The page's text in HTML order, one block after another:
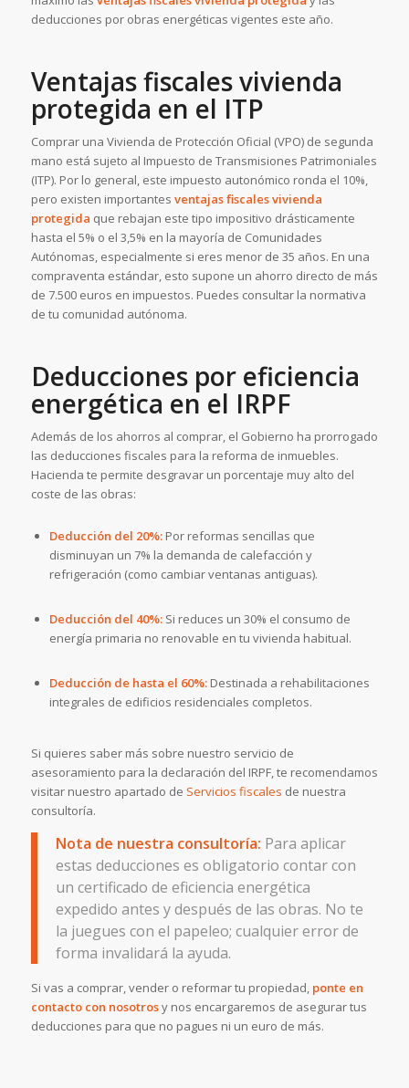
deducciones por obras energéticas vigentes este año.
Ventajas fiscales vivienda
protegida en el ITP
Comprar una Vivienda de Protección Oficial (VPO) de segunda
mano está sujeto al Impuesto de Transmisiones Patrimoniales
(ITP). Por lo general, este impuesto autonómico ronda el 10%,
pero existen importantes ventajas fiscales vivienda
protegida que rebajan este tipo impositivo drásticamente
hasta el 5% o el 3,5% en la mayoría de Comunidades
Autónomas, especialmente si eres menor de 35 años. En una
compraventa estándar, esto supone un ahorro directo de más
de 7.500 euros en impuestos. Puedes consultar la normativa
de tu comunidad autónoma.
Deducciones por eficiencia
energética en el IRPF
Además de los ahorros al comprar, el Gobierno ha prorrogado
las deducciones fiscales para la reforma de inmuebles.
Hacienda te permite desgravar un porcentaje muy alto del
coste de las obras:
Deducción del 20%:Por reformas sencillas que
disminuyan un 7% la demanda de calefacción y
refrigeración (como cambiar ventanas antiguas).
Deducción del 40%:Si reduces un 30% el consumo de
energía primaria no renovable en tu vivienda habitual.
Deducción de hasta el 60%:Destinada a rehabilitaciones
integrales de edificios residenciales completos.
Si quieres saber más sobre nuestro servicio de
asesoramiento para la declaración del IRPF, te recomendamos
visitar nuestro apartado de Servicios fiscales de nuestra
consultoría.
Nota de nuestra consultoría: Para aplicar
estas deducciones es obligatorio contar con
un certificado de eficiencia energética
expedido antes y después de las obras. No te
la juegues con el papeleo; cualquier error de
forma invalidará la ayuda.
Si vas a comprar, vender o reformar tu propiedad, ponte en
contacto con nosotrosy nos encargaremos de asegurar tus
deducciones para que no pagues ni un euro de más.